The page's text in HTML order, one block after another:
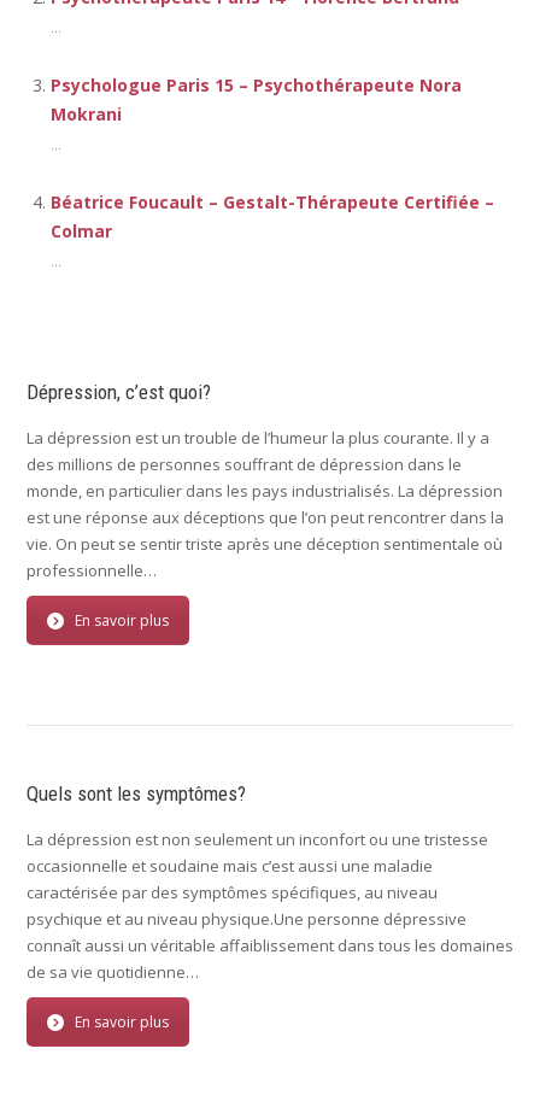
...
Psychologue Paris 15 – Psychothérapeute Nora
Mokrani
...
Béatrice Foucault – Gestalt-Thérapeute Certifiée –
Colmar
...
Dépression, c’est quoi?
La dépression est un trouble de l’humeur la plus courante. Il y a
des millions de personnes souffrant de dépression dans le
monde, en particulier dans les pays industrialisés. La dépression
est une réponse aux déceptions que l’on peut rencontrer dans la
vie. On peut se sentir triste après une déception sentimentale où
professionnelle…
En savoir plus
Quels sont les symptômes?
La dépression est non seulement un inconfort ou une tristesse
occasionnelle et soudaine mais c’est aussi une maladie
caractérisée par des symptômes spécifiques, au niveau
psychique et au niveau physique.Une personne dépressive
connaît aussi un véritable affaiblissement dans tous les domaines
de sa vie quotidienne…
En savoir plus